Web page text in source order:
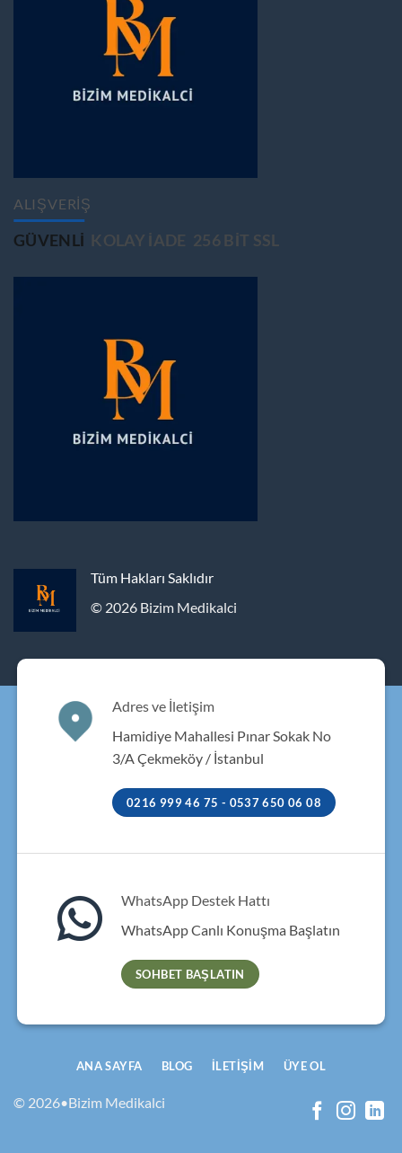
ALIŞVERİŞ
GÜVENLİ KOLAY İADE 256 BİT SSL
Tüm Hakları Saklıdır
© 2026 Bizim Medikalci
Adres ve İletişim
Hamidiye Mahallesi Pınar Sokak No
3/A Çekmeköy / İstanbul
0216 999 46 75 - 0537 650 06 08
WhatsApp Destek Hattı
WhatsApp Canlı Konuşma Başlatın
SOHBET BAŞLATIN
© 2026•Bizim Medikalci
ANA SAYFA BLOG İLETIŞIM ÜYE OL